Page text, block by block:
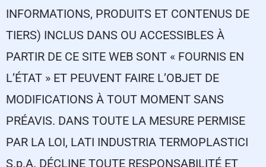
INFORMATIONS, PRODUITS ET CONTENUS DE
TIERS) INCLUS DANS OU ACCESSIBLES À
PARTIR DE CE SITE WEB SONT « FOURNIS EN
L’ÉTAT » ET PEUVENT FAIRE L’OBJET DE
MODIFICATIONS À TOUT MOMENT SANS
PRÉAVIS. DANS TOUTE LA MESURE PERMISE
PAR LA LOI, LATI INDUSTRIA TERMOPLASTICI
S.p.A. DÉCLINE TOUTE RESPONSABILITÉ ET